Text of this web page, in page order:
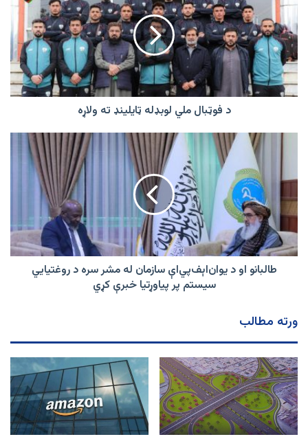
ملي
لوبډله
ټایلینډ
ته
ولاړه
د فوټبال ملي لوبډله ټایلینډ ته ولاړه
طالبانو
یوان‌اېف‌پي‌اې
سازمان
له
سره
د
روغتیايي
خبرې
کړي
طالبانو او د یوان‌اېف‌پي‌اې سازمان له مشر سره د روغتیايي
سیستم پر پیاوړتیا خبرې کړي
ورته مطالب